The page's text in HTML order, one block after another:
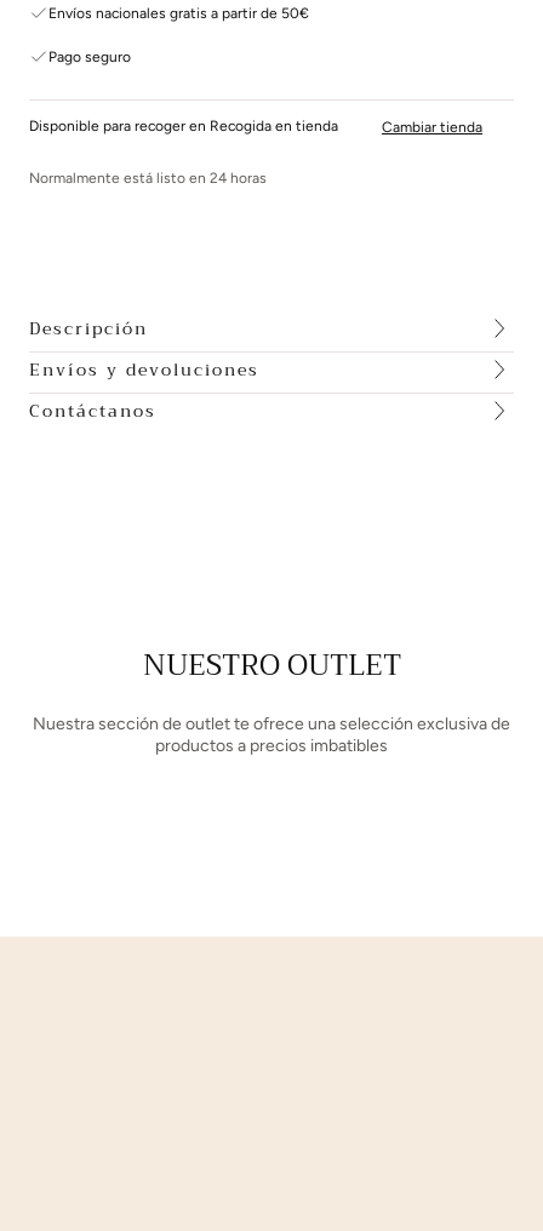
Envíos nacionales gratis a partir de 50€
Pago seguro
Disponible para recoger en Recogida en tienda
Normalmente está listo en 24 horas
Cambiar tienda
Descripción
Envíos y devoluciones
Contáctanos
NUESTRO OUTLET
Nuestra sección de outlet te ofrece una selección exclusiva de
productos a precios imbatibles